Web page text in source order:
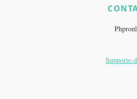
Supporto